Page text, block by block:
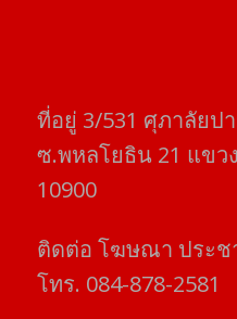
ที่อยู่​ 3/531​ ศุภาลัยป
ซ.พหลโยธิน​ 21​ แขว
10900
ติดต่อ​ โฆษณา​ ประช
โทร​. 084-878-2581